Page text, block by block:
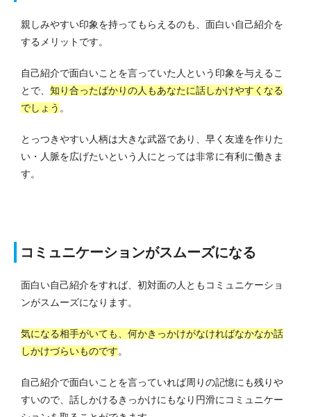
親しみやすい印象を持ってもらえるのも、面白い自己紹介を
するメリットです。
自己紹介で面白いことを言っていた人という印象を与えるこ
とで、 知り合ったばかりの人もあなたに話しかけやすくなる
でしょう 。
とっつきやすい人柄は大きな武器であり、早く友達を作りた
い・人脈を広げたいという人にとっては非常に有利に働きま
す。
コミュニケーションがスムーズになる
面白い自己紹介をすれば、初対面の人ともコミュニケーショ
ンがスムーズになります。
気になる相手がいても、何かきっかけがなければなかなか話
しかけづらいものです。
自己紹介で面白いことを言っていれば周りの記憶にも残りや
すいので、話しかけるきっかけにもなり円滑にコミュニケー